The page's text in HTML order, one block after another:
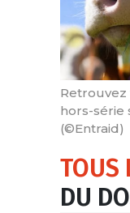
hors-série
(©Entraid)
TOUS
DU